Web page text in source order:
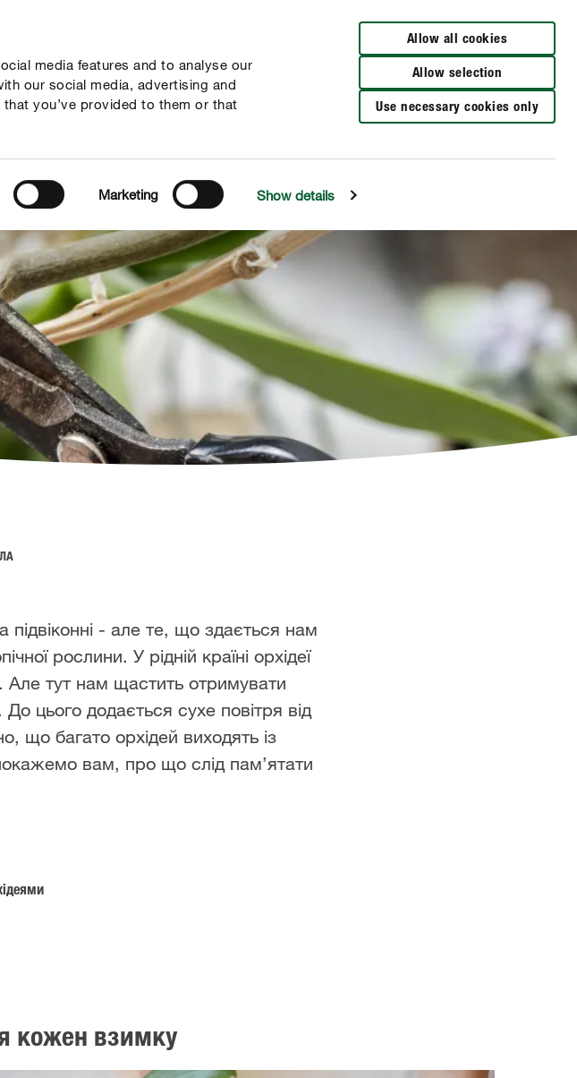
media features and to analyse our
our social media, advertising and
you’ve provided to them or that
Marketing Show details
Allow all cookies
Allow selection
Use necessary cookies only
Зв'язок
підвіконні - але те, що здається нам
рослини. У рідній країні орхідеї
Але тут нам щастить отримувати
цього додається сухе повітря від
що багато орхідей виходять із
вам, про що слід пам’ятати
кожен взимку